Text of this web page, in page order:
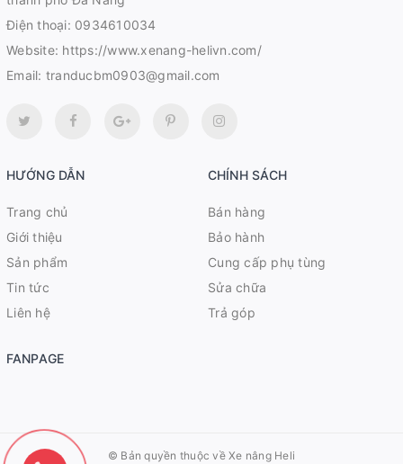
Điện thoại: 0934610034
Website: https://www.xenang-helivn.com/
Email: tranducbm0903@gmail.com
HƯỚNG DẪN
Trang chủ
Giới thiệu
Sản phẩm
Tin tức
Liên hệ
CHÍNH SÁCH
Bán hàng
Bảo hành
Cung cấp phụ tùng
Sửa chữa
Trả góp
FANPAGE
© Bản quyền thuộc vềXe nâng Heli